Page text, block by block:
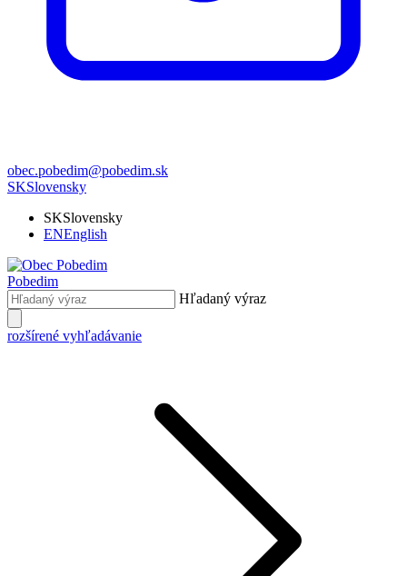
obec.pobedim@pobedim.sk
SKSlovensky
SKSlovensky
ENEnglish
Pobedim
Hľadaný výraz
rozšírené vyhľadávanie